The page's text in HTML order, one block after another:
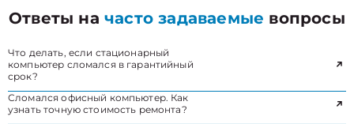
Ответы начасто задаваемые вопросы
Что делать, если стационарный
компьютер сломался в гарантийный
срок?
Сломался офисный компьютер. Как
узнать точную стоимость ремонта?